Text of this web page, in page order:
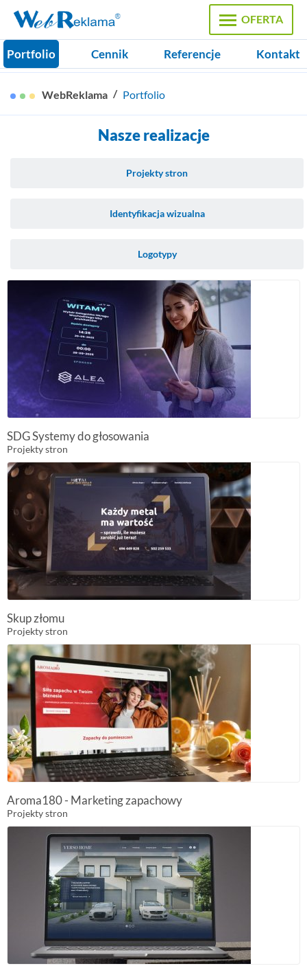
OFERTA
Portfolio Cennik Referencje Kontakt
Strony WWW
Strony firmowe, Sklepy internetowe
Pozycjonowanie
Pakiety hostingowe, zamówienie serwera
Projekty
Logo, identyfikacje wizualne, animacje, multimedia
Wydruki
Flagi, windery, banery, wizytówki, ulotki
WebReklama Portfolio
Nasze realizacje
Projekty stron
Identyfikacja wizualna
Logotypy
SDG Systemy do głosowania
Projekty stron
Skup złomu
Projekty stron
Aroma180 - Marketing zapachowy
Projekty stron